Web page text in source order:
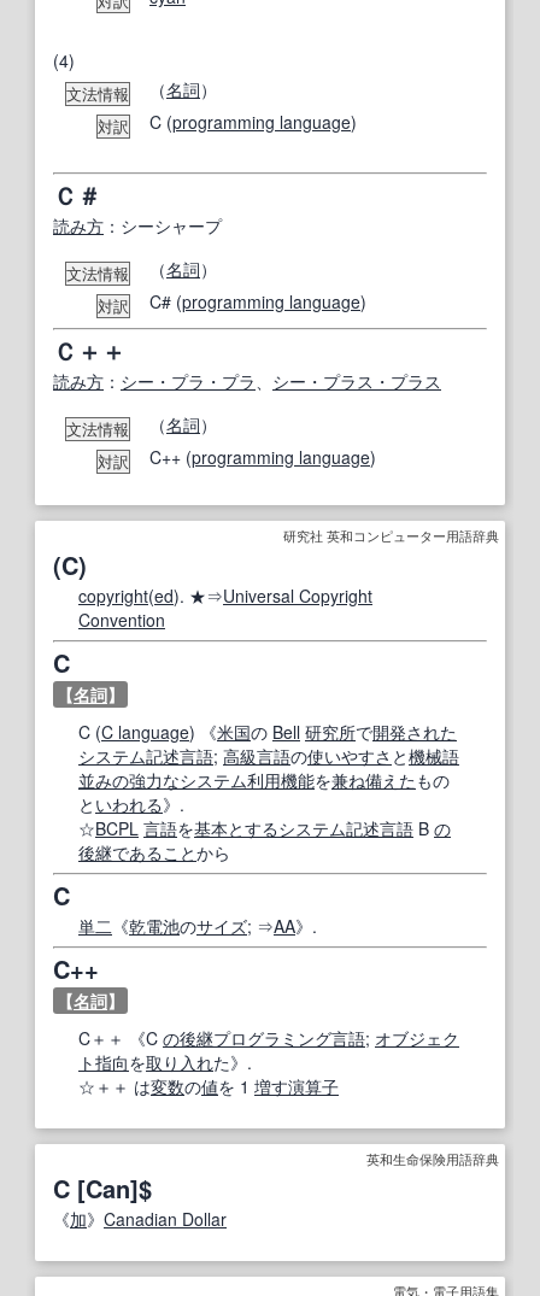
(4)
文法情報 （名詞）
対訳 C (programming language)
Ｃ＃
読み方 ：シーシャープ
文法情報 （名詞）
対訳 C# (programming language)
Ｃ＋＋
読み方 ： シー・プラ・プラ シー・プラス・プラス
文法情報 （名詞）
対訳 C++ (programming language)
研究社 英和コンピューター用語辞典
(C)
copyright(ed). ★⇒Universal Copyright
Convention
C
【名詞】
C (C language) 《米国の Bell 研究所で開発された
システム記述言語; 高級言語の使いやすさ と機械語
並みの強力なシステム利用機能を兼ね備えたもの
と いわれる》.
☆BCPL 言語を基本とするシステム記述言語 B の
後継であることから
C
単二 《乾電池のサイズ; ⇒AA》.
C++
【名詞】
C＋＋ 《C の後継プログラミング言語; オブジェク
ト指向を取り入れた》.
☆＋＋ は変数の値を 1 増す演算子
英和生命保険用語辞典
C [Can]$
《加》 Canadian Dollar
電気・電子用語集